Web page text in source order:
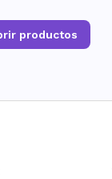
productos